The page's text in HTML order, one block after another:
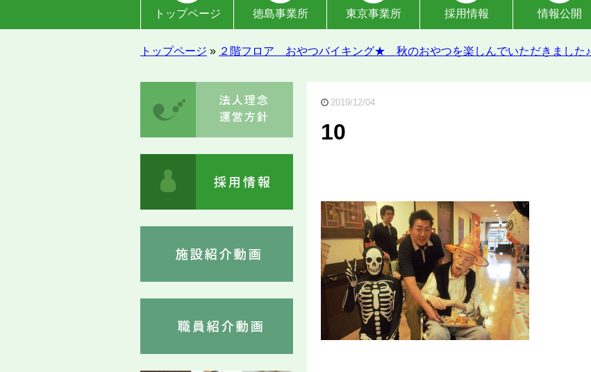
トップページ 徳島事業所 東京事業所 採用情報 情報公開
トップページ » ２階フロア おやつバイキング★ 秋のおやつを楽しんでいただきました♪
2019/12/04
10